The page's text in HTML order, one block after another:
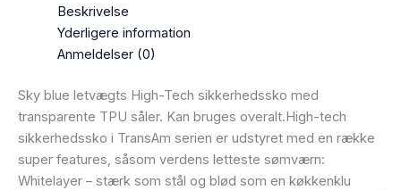
Beskrivelse
Yderligere information
Anmeldelser (0)
Sky blue letvægts High-Tech sikkerhedssko med
transparente TPU såler. Kan bruges overalt.High-tech
sikkerhedssko i TransAm serien er udstyret med en række
super features, såsom verdens letteste sømværn:
Whitelayer – stærk som stål og blød som en køkkenklu